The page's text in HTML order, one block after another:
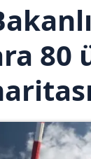
80